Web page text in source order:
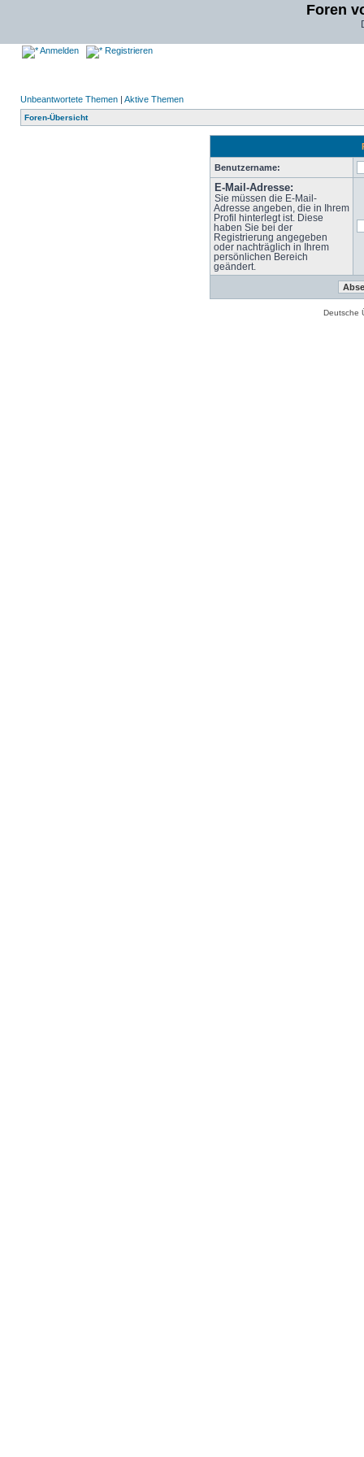
Foren
Anmelden Registrieren
Unbeantwortete Themen | Aktive Themen
Foren-Übersicht
Benutzername:
E-Mail-Adresse:
Sie müssen die E-Mail-
Adresse angeben, die in Ihrem
Profil hinterlegt ist. Diese
haben Sie bei der
Registrierung angegeben
oder nachträglich in Ihrem
persönlichen Bereich
geändert.
Deutsche